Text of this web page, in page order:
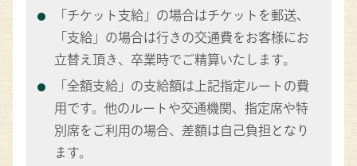
「チケット支給」の場合はチケットを郵送、
「支給」の場合は行きの交通費をお客様にお
立替え頂き、卒業時でご精算いたします。
「全額支給」の支給額は上記指定ルートの費
用です。他のルートや交通機関、指定席や特
別席をご利用の場合、差額は自己負担となり
ます。